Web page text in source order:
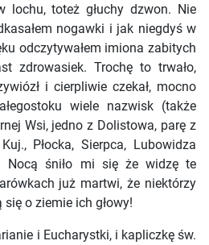
lochu, toteż głuchy dzwon. Nie
nogawki i jak niegdyś w
odczytywałem imiona zabitych
zdrowasiek. Trochę to trwało,
i cierpliwie czekał, mocno
wiele nazwisk (także
Wsi, jedno z Dolistowa, parę z
Płocka, Sierpca, Lubowidza
Nocą śniło mi się że widzę te
już martwi, że niektórzy
o ziemie ich głowy!
i Eucharystki, i kapliczkę św.